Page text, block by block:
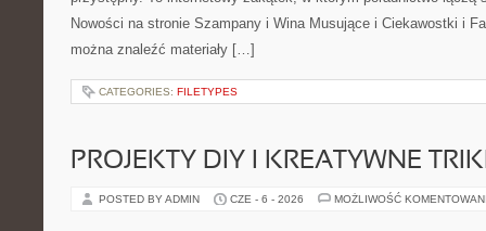
Nowości na stronie Szampany i Wina Musujące i Ciekawostki i
można znaleźć materiały […]
CATEGORIES: FILETYPES
PROJEKTY DIY I KREATYWNE
POSTED BY ADMIN CZE - 6 - 2026 MOŻLIWOŚĆ